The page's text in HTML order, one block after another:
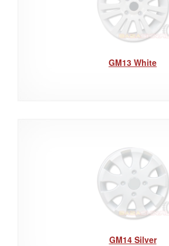
GM13 White
GM14 Silver